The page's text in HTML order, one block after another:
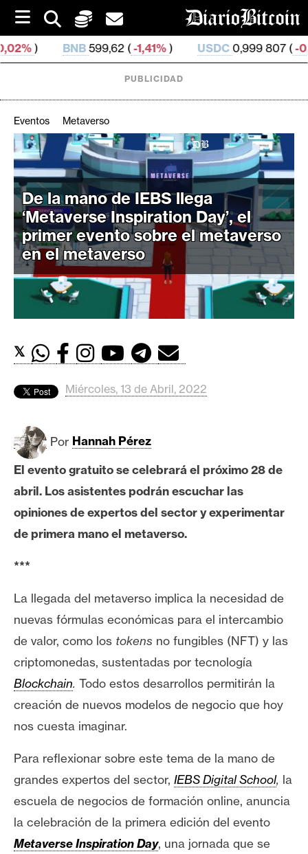
i
p
t
o
599,62 ( -1,41%) USDC0,999 807 (-0,0%)
r
i
p
t
o
M
e
r
c
o
i
c
o
i
n
t
e
r
e
u
m
A
A
n
á
PUBLICIDAD
Eventos Metaverso
De la mano de IEBS llega
‘Metaverse Inspiration Day’, el
primer evento sobre el metaverso
en el metaverso
𝕏
Miércoles, 13 de Abril, 2022
Por Hannah Pérez
El evento gratuito se celebrará el próximo 28 de
abril. Los asistentes podrán escuchar las
opiniones de expertos del sector y experimentar
de primera mano el metaverso.
***
La llegada del metaverso implica la necesidad de
nuevas fórmulas económicas para el intercambio
de valor, como los tokens no fungibles (NFT) y las
criptomonedas, sustentadas por tecnología
Blockchain. Todo estos desarrollos permitirán la
creación de nuevos modelos de negocio que hoy
nos cuesta imaginar.
Para reflexionar sobre este tema de la mano de
grandes expertos del sector, IEBS Digital School, la
escuela de negocios de formación online, anuncia
la celebración de la primera edición del evento
Metaverse Inspiration Day, una jornada que se